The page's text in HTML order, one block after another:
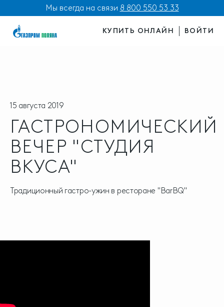
Мы всегда на связи 8 800 550 53 33
КУПИТЬ ОНЛАЙН ВОЙТИ
15 августа 2019
ГАСТРОНОМИЧЕСКИЙ
ВЕЧЕР "СТУДИЯ
ВКУСА"
Традиционный гастро-ужин в ресторане "BarBQ"